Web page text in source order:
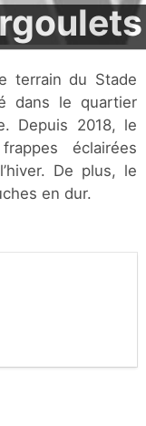
dans le quartier
Depuis 2018, le
éclairées
De plus, le
en dur.